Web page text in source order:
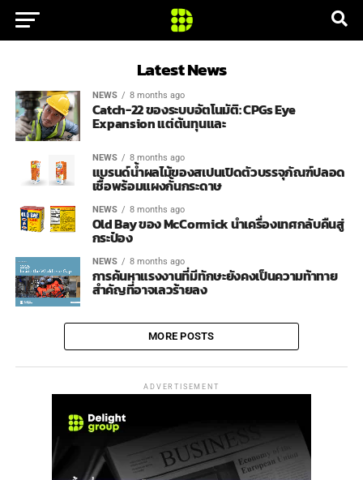
Latest News
NEWS 8 months ago
Catch-22 ของระบบอัตโนมัติ: CPGs Eye
Expansion แต่ต้นทุนและ
NEWS 8 months ago
แบรนด์น้ำผลไม้ของสเปนเปิดตัวบรรจุภัณฑ์ปลอด
เชื้อพร้อมแผงกั้นกระดาษ
NEWS 8 months ago
Old Bay ของ McCormick นำเครื่องเทศกลับคืนสู่
กระป๋อง
NEWS 8 months ago
การค้นหาแรงงานที่มีทักษะยังคงเป็นความท้าทาย
สำคัญที่อาจเลวร้ายลง
MORE POSTS
ADVERTISEMENT